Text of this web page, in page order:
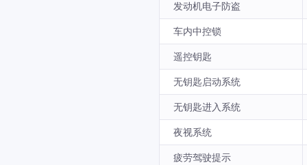
发动机电子防盗
车内中控锁
遥控钥匙
无钥匙启动系统
无钥匙进入系统
夜视系统
疲劳驾驶提示